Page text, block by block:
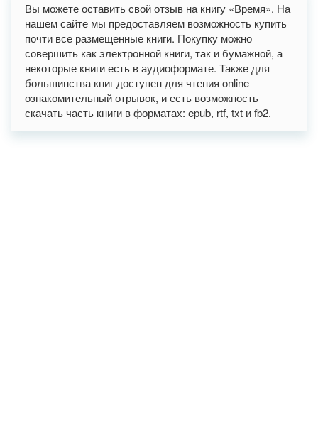
Вы можете оставить свой отзыв на книгу «Время». На
нашем сайте мы предоставляем возможность купить
почти все размещенные книги. Покупку можно
совершить как электронной книги, так и бумажной, а
некоторые книги есть в аудиоформате. Также для
большинства книг доступен для чтения online
ознакомительный отрывок, и есть возможность
скачать часть книги в форматах: epub, rtf, txt и fb2.